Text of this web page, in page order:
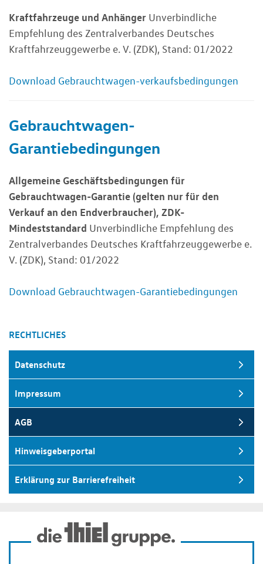
Kraftfahrzeuge und Anhänger Unverbindliche
Empfehlung des Zentralverbandes Deutsches
Kraftfahrzeuggewerbe e. V. (ZDK), Stand: 01/2022
Download Gebrauchtwagen-verkaufsbedingungen
Gebrauchtwagen-
Garantiebedingungen
Allgemeine Geschäftsbedingungen für
Gebrauchtwagen-Garantie (gelten nur für den
Verkauf an den Endverbraucher), ZDK-
Mindeststandard Unverbindliche Empfehlung des
Zentralverbandes Deutsches Kraftfahrzeuggewerbe e.
V. (ZDK), Stand: 01/2022
Download Gebrauchtwagen-Garantiebedingungen
RECHTLICHES
Datenschutz
Impressum
AGB
Hinweisgeberportal
Erklärung zur Barrierefreiheit